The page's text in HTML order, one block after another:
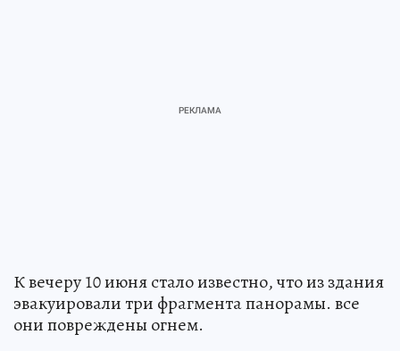
К вечеру 10 июня стало известно, что из здания
эвакуировали три фрагмента панорамы. все
они повреждены огнем.